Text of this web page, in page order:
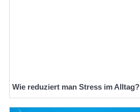
Wie reduziert man Stress im Alltag?